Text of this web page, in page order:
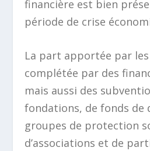
financière est bien
période de crise
La part apportée par
complétée par des
mais aussi des
fondations, de fonds de
groupes de protection
d’associations et de